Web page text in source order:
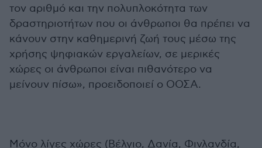
τον αριθμό και την πολυπλοκότητα των
δραστηριοτήτων που οι άνθρωποι θα πρέπει να
κάνουν στην καθημερινή ζωή τους μέσω της
χρήσης ψηφιακών εργαλείων, σε μερικές
χώρες οι άνθρωποι είναι πιθανότερο να
μείνουν πίσω», προειδοποιεί ο ΟΟΣΑ.
Μόνο λίγες χώρες (Βέλγιο, Δανία, Φινλανδία,